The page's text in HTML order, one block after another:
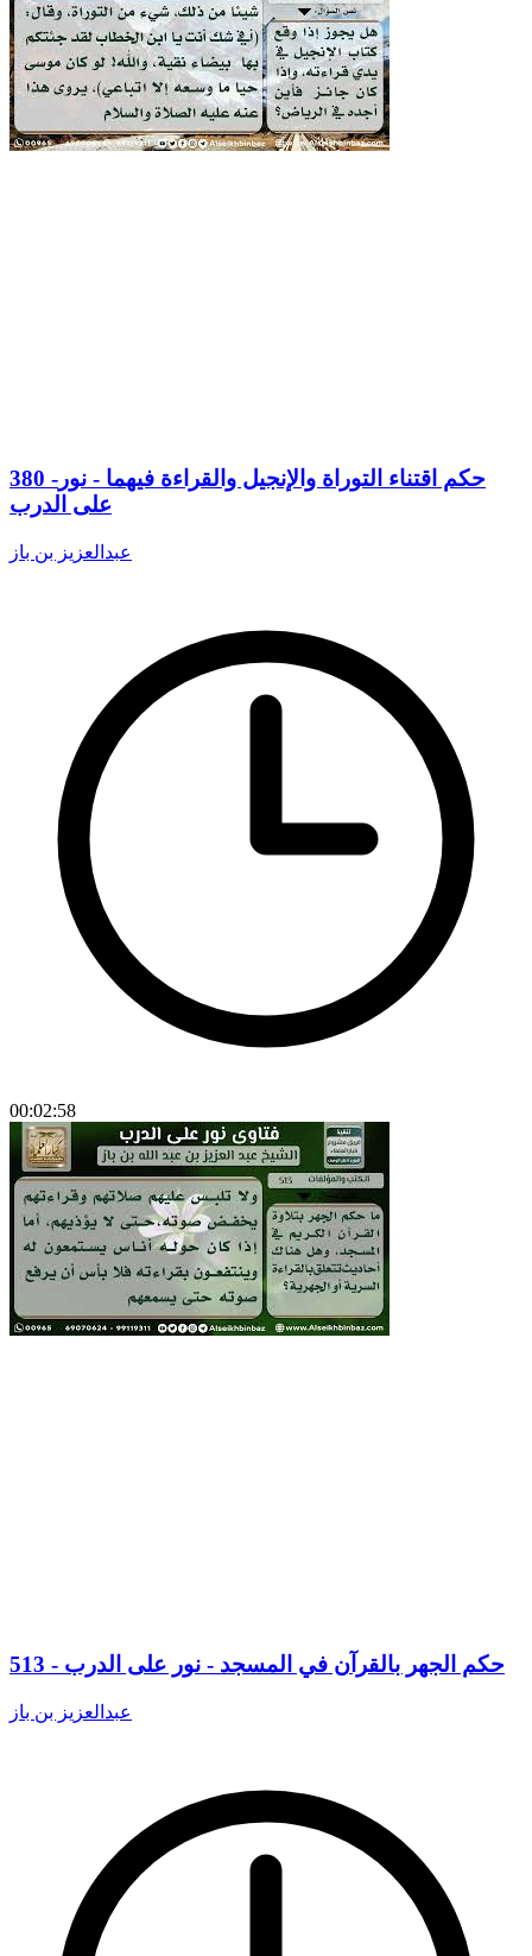
380 -حكم اقتناء التوراة والإنجيل والقراءة فيهما - نور
على الدرب
عبدالعزيز بن باز
00:02:58
513 - حكم الجهر بالقرآن في المسجد - نور على الدرب
عبدالعزيز بن باز